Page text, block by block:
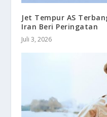
Jet Tempur AS
Iran Beri Peringatan
Juli 3, 2026